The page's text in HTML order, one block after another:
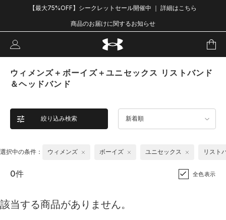
【最大75%OFF】シークレットセール開催中 ｜ 詳細はこちら
商品のお届けに関するお知らせ
ウィメンズ＋ボーイズ＋ユニセックス リストバンド
＆ヘッドバンド
絞り込み検索 新着順
選択中の条件： ウィメンズ ボーイズ ユニセックス リスト
0件 全色表示
該当する商品がありません。